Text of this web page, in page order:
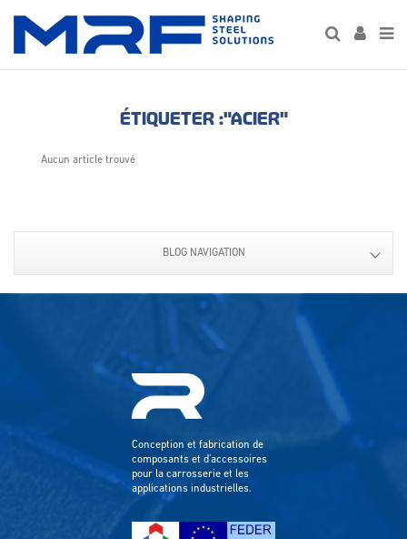
ÉTIQUETER :"ACIER"
Aucun article trouvé
BLOG NAVIGATION
Conception et fabrication de
composants et d'accessoires
pour la carrosserie et les
applications industrielles.